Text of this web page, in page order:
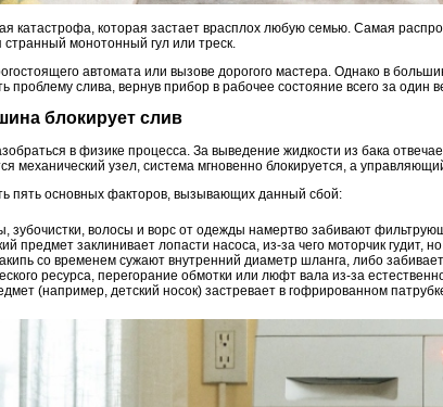
катастрофа, которая застает врасплох любую семью. Самая
монотонный гул или треск.
автомата или вызове дорогого мастера. Однако в
проблему слива, вернув прибор в рабочее состояние всего за
блокирует слив
в физике процесса. За выведение жидкости из бака
механический узел, система мгновенно блокируется, а
пять основных факторов, вызывающих данный сбой:
зубочистки, волосы и ворс от одежды намертво забивают
предмет заклинивает лопасти насоса, из-за чего моторчик гудит,
со временем сужают внутренний диаметр шланга, либо
ресурса, перегорание обмотки или люфт вала из-за
(например, детский носок) застревает в гофрированном